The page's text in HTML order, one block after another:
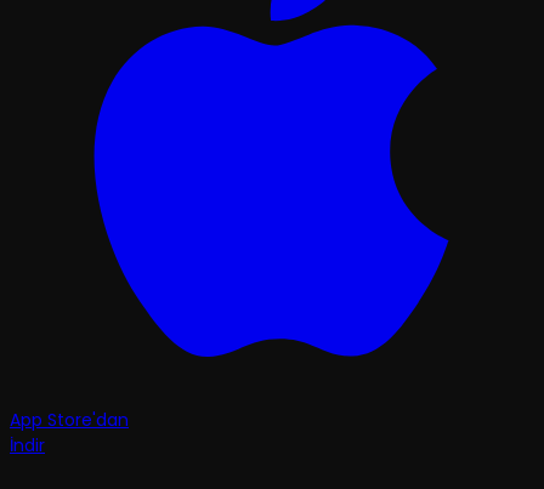
App Store'dan
İndir